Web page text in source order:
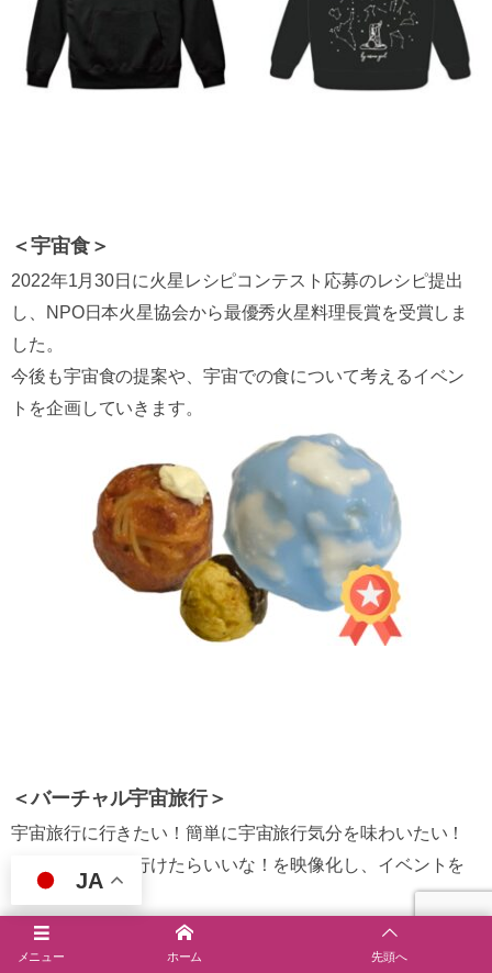
＜宇宙食＞
2022年1月30日に火星レシピコンテスト応募のレシピ提出
し、NPO日本火星協会から最優秀火星料理長賞を受賞しま
した。
今後も宇宙食の提案や、宇宙での食について考えるイベン
トを企画していきます。
＜バーチャル宇宙旅行＞
宇宙旅行に行きたい！簡単に宇宙旅行気分を味わいたい！
という想いから行けたらいいな！を映像化し、イベントを
未経験からアテレコや動画作成など、皆で挑戦しながら作
っています。
メニュー ホーム 先頭へ
JA